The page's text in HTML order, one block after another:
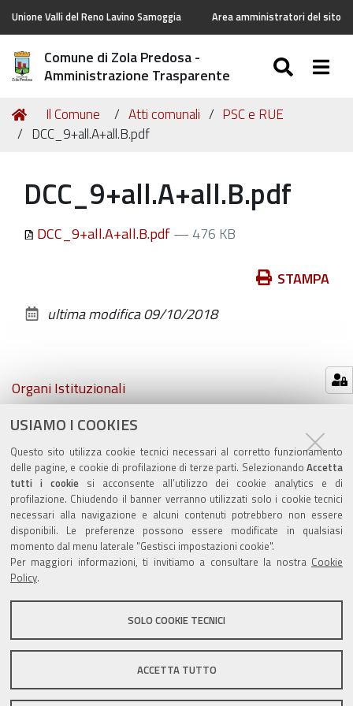
USIAMO I COOKIES
Questo sito utilizza cookie tecnici necessari al corretto funzionamento
delle pagine, e cookie di profilazione di terze parti. Selezionando Accetta
tutti i cookiesi acconsente all’utilizzo dei cookie analytics e di
profilazione. Chiudendo il banner verranno utilizzati solo i cookie tecnici
necessari alla navigazione e alcuni contenuti potrebbero non essere
disponibili. Le preferenze possono essere modificate in qualsiasi
momento dal menu laterale "Gestisci impostazioni cookie".
Per maggiori informazioni, ti invitiamo a consultare la nostra Cookie
Policy.
SOLO COOKIE TECNICI
ACCETTA TUTTO
Unione Valli del Reno Lavino Samoggia Area amministratori del sito
Comune di Zola Predosa -
Amministrazione Trasparente
Tu
sei
Home
Il Comune Atti comunali
PSC e RUE
DCC_9+all.A+all.B.pdf
DCC_9+all.A+all.B.pdf
DCC_9+all.A+all.B.pdf— 476 KB
documento
STAMPA
ultima modifica09/10/2018
Navigazione
Organi Istituzionali
Atti comunali
PSC e RUE
Valuta questo sito
Sito istituzionale Comune di Zola Predosa